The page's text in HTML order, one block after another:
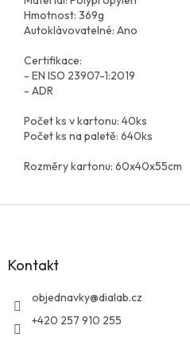
Hmotnost: 369g
Autoklávovatelné: Ano
Certifikace:
- EN ISO 23907-1:2019
- ADR
Počet ks v kartonu: 40ks
Počet ks na paletě: 640ks
Rozměry kartonu: 60x40x55cm
Z
Kontakt
objednavky@dialab.cz
+420 257 910 255